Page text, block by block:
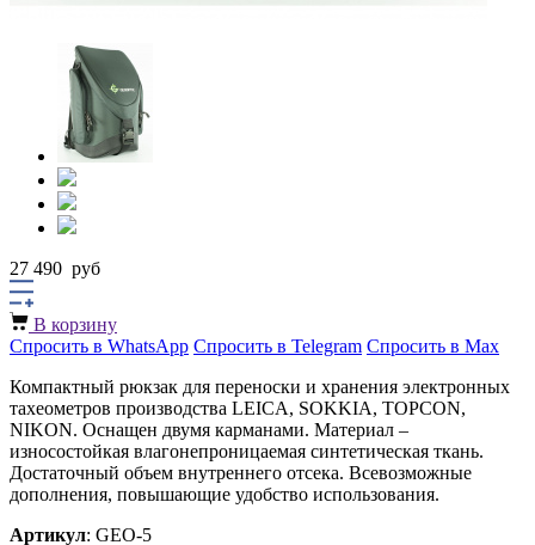
27 490 руб
В корзину
Спросить в WhatsApp Спросить в Telegram Спросить в Max
Компактный рюкзак для переноски и хранения электронных
тахеометров производства LEICA, SOKKIA, TOPCON,
NIKON. Оснащен двумя карманами. Материал –
износостойкая влагонепроницаемая синтетическая ткань.
Достаточный объем внутреннего отсека. Всевозможные
дополнения, повышающие удобство использования.
Артикул: GEO-5